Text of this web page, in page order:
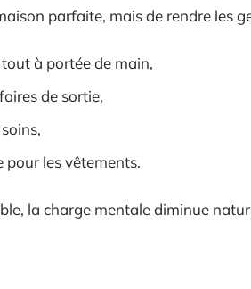
parfaite, mais de rendre les
à portée de main,
de sortie,
pour les vêtements.
la charge mentale diminue